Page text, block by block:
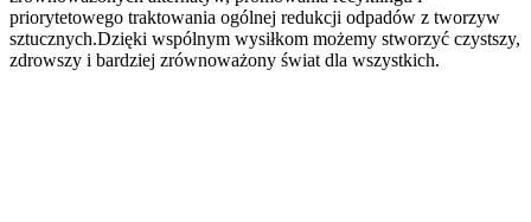
priorytetowego traktowania ogólnej redukcji odpadów z tworzyw
sztucznych.Dzięki wspólnym wysiłkom możemy stworzyć czystszy,
zdrowszy i bardziej zrównoważony świat dla wszystkich.